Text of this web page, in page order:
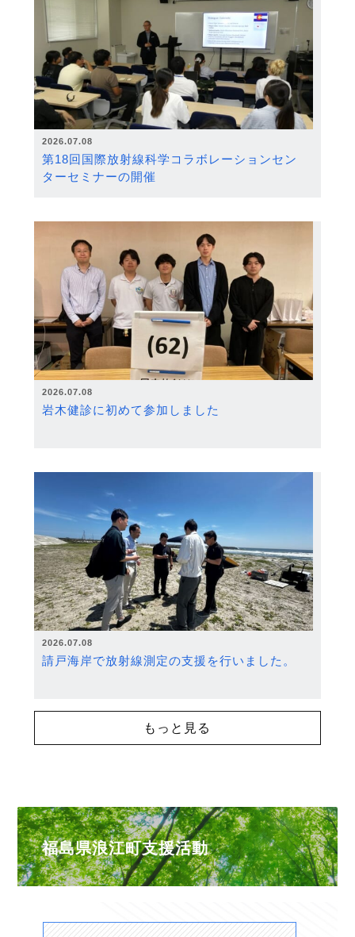
2026.07.08
第18回国際放射線科学コラボレーションセン
ターセミナーの開催
2026.07.08
岩木健診に初めて参加しました
2026.07.08
請戸海岸で放射線測定の支援を行いました。
もっと見る
福島県浪江町支援活動